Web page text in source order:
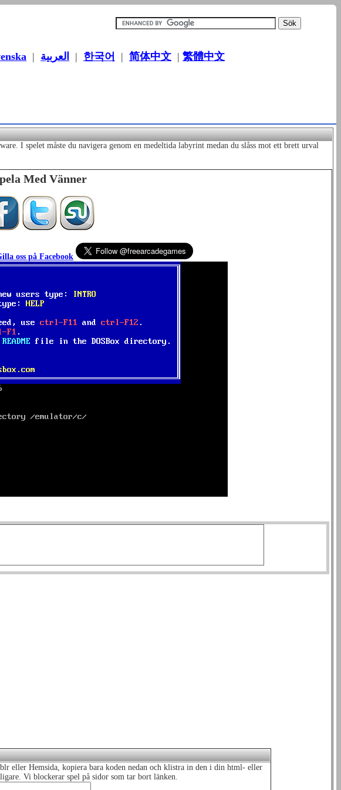
| العربية | 한국어 | 简体中文 | 繁體中文
I spelet måste du navigera genom en medeltida labyrint medan du slåss mot ett brett urval
Med Vänner
oss på Facebook
eller Hemsida, kopiera bara koden nedan och klistra in den i din html- eller
Vi blockerar spel på sidor som tar bort länken.